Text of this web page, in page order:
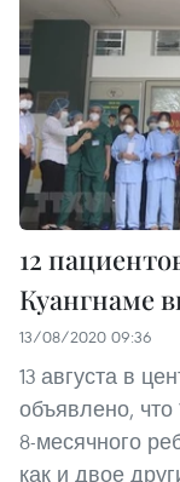
12
Куангнаме
13/08/2020 09:36
13 августа в
объявлено, что
8-месячного
как и двое